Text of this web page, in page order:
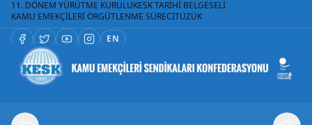
11. DÖNEM YÜRÜTME KURULUKESK TARİHİ BELGESELİ
KAMU EMEKÇİLERİ ÖRGÜTLENME SÜRECİTÜZÜK
EN